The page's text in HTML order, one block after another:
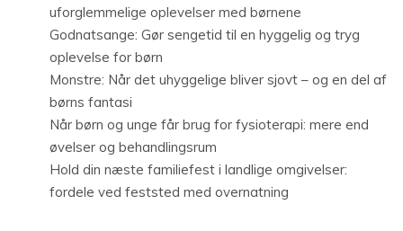
uforglemmelige oplevelser med børnene
Godnatsange: Gør sengetid til en hyggelig og tryg
oplevelse for børn
Monstre: Når det uhyggelige bliver sjovt – og en del af
børns fantasi
Når børn og unge får brug for fysioterapi: mere end
øvelser og behandlingsrum
Hold din næste familiefest i landlige omgivelser:
fordele ved feststed med overnatning